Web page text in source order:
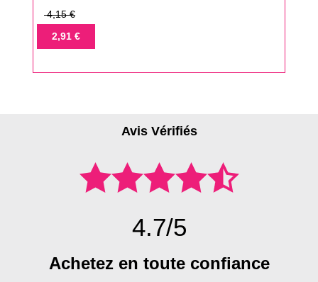
Prix
base
4,15 €
Prix2,91 €
Avis Vérifiés
4.7/5
Achetez en toute confiance